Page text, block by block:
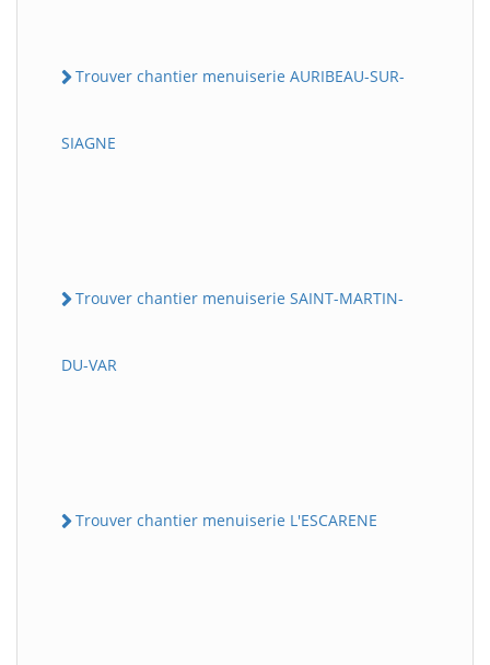
Trouver chantier menuiserie AURIBEAU-SUR-
SIAGNE
Trouver chantier menuiserie SAINT-MARTIN-
DU-VAR
Trouver chantier menuiserie L'ESCARENE